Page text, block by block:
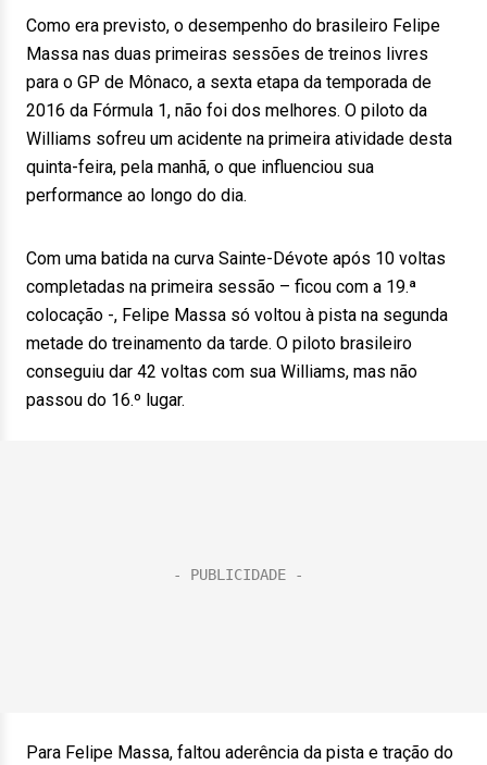
Como era previsto, o desempenho do brasileiro Felipe
Massa nas duas primeiras sessões de treinos livres
para o GP de Mônaco, a sexta etapa da temporada de
2016 da Fórmula 1, não foi dos melhores. O piloto da
Williams sofreu um acidente na primeira atividade desta
quinta-feira, pela manhã, o que influenciou sua
performance ao longo do dia.
Com uma batida na curva Sainte-Dévote após 10 voltas
completadas na primeira sessão – ficou com a 19.ª
colocação -, Felipe Massa só voltou à pista na segunda
metade do treinamento da tarde. O piloto brasileiro
conseguiu dar 42 voltas com sua Williams, mas não
passou do 16.º lugar.
Para Felipe Massa, faltou aderência da pista e tração do